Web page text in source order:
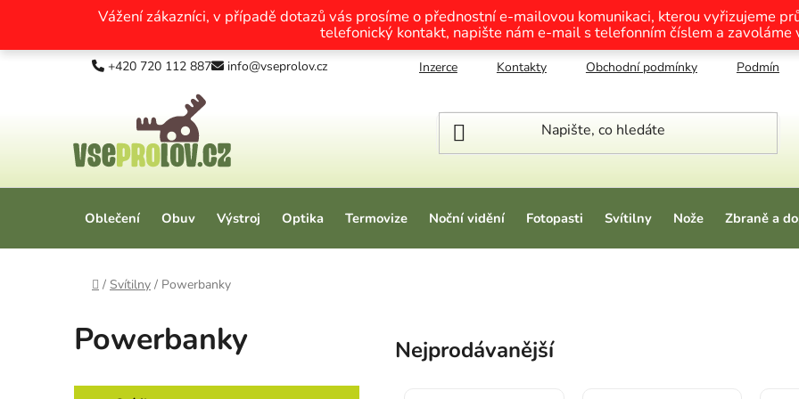
Přejít na obsah
Vážení zákazníci, v případě dotazů vás prosíme o přednostní e-mailovou komunikaci, kterou vyřizujeme
telefonický kontakt, napište nám e-mail s telefonním číslem a zavoláme
+420 720 112 887 info@vseprolov.cz Inzerce Kontakty Obchodní podmínky Podmínky
Oblečení Obuv Výstroj Optika Termovize Noční vidění Fotopasti Svítilny Nože Zbraně a
Domů
/ Svítilny / Powerbanky
Powerbanky
Přeskočit kategorie
Kategorie
Nejprodávanější